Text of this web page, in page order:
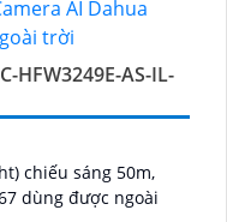
HFW3249E-AS-IL-
chiếu sáng 50m,
dùng được ngoài